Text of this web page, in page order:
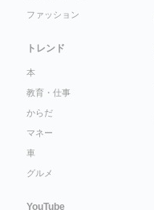
ファッション
トレンド
本
教育・仕事
からだ
マネー
車
グルメ
YouTube